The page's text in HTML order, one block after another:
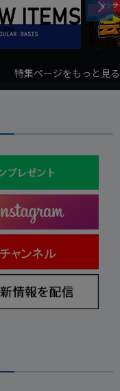
Next
特集ページをもっと見る